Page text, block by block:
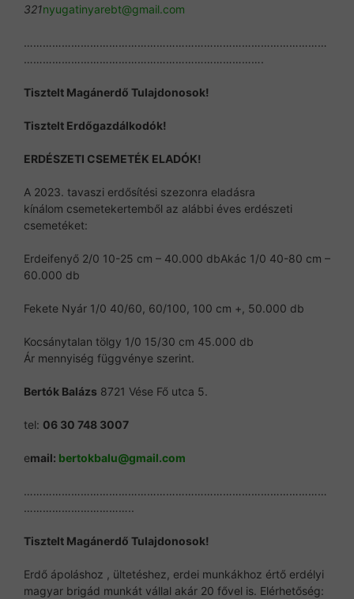
321nyugatinyarebt@gmail.com
……………………………………………………………………………………
………………………………………………………………….
Tisztelt Magánerdő Tulajdonosok!
Tisztelt Erdőgazdálkodók!
ERDÉSZETI CSEMETÉK ELADÓK!
A 2023. tavaszi erdősítési szezonra eladásra
kínálom csemetekertemből az alábbi éves erdészeti
csemetéket:
Erdeifenyő 2/0 10-25 cm – 40.000 dbAkác 1/0 40-80 cm –
60.000 db
Fekete Nyár 1/0 40/60, 60/100, 100 cm +, 50.000 db
Kocsánytalan tölgy 1/0 15/30 cm 45.000 db
Ár mennyiség függvénye szerint.
Bertók Balázs 8721 Vése Fő utca 5.
tel: 06 30 748 3007
email: bertokbalu@gmail.com
……………………………………………………………………………………
……………………………..
Tisztelt Magánerdő Tulajdonosok!
Erdő ápoláshoz , ültetéshez, erdei munkákhoz értő erdélyi
magyar brigád munkát vállal akár 20 fővel is. Elérhetőség: